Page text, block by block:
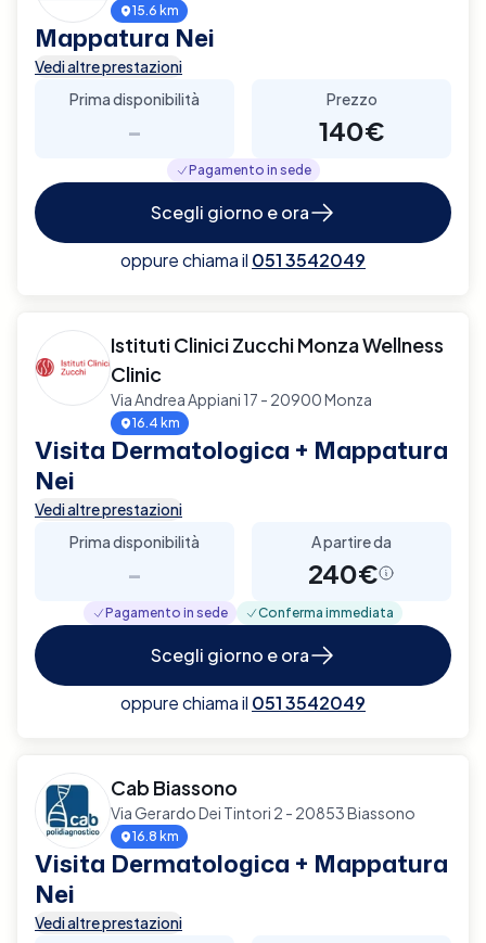
15.6 km
Mappatura Nei
Vedi altre prestazioni
Prima disponibilità
-
Prezzo
140€
Pagamento in sede
Scegli giorno e ora
oppure chiama il 051 3542049
Istituti Clinici Zucchi Monza Wellness
Clinic
Via Andrea Appiani 17 - 20900 Monza
16.4 km
Visita Dermatologica + Mappatura
Nei
Vedi altre prestazioni
Prima disponibilità
-
A partire da
240€
Pagamento in sede Conferma immediata
Scegli giorno e ora
oppure chiama il 051 3542049
Cab Biassono
Via Gerardo Dei Tintori 2 - 20853 Biassono
16.8 km
Visita Dermatologica + Mappatura
Nei
Vedi altre prestazioni